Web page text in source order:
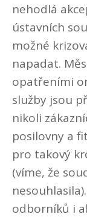
nehodlá
ústavních
možné
napadat.
opatřeními
služby jsou
nikoli
posilovny a
pro takový
(víme, že
odborníků i